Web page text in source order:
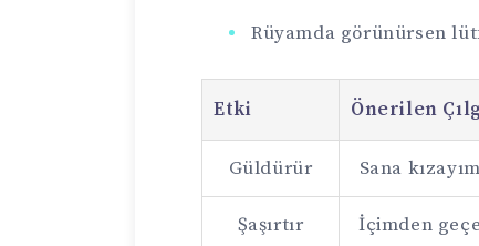
Rüyamda görünürsen
Etki Önerilen
Güldürür Sana
Şaşırtır İçimden